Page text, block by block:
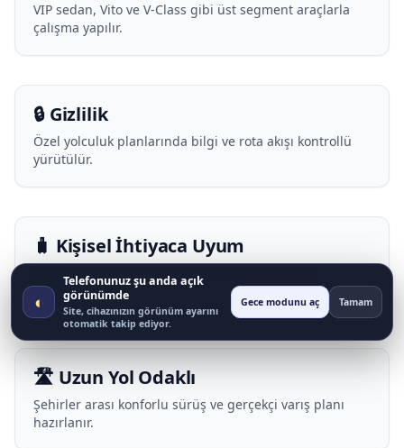
VIP sedan, Vito ve V-Class gibi üst segment araçlarla
çalışma yapılır.
🔒 Gizlilik
Özel yolculuk planlarında bilgi ve rota akışı kontrollü
yürütülür.
🧳 Kişisel İhtiyaca Uyum
Bagaj, mola ve koltuk planı yolcu profiline göre
uyarlanır.
🛣️ Uzun Yol Odaklı
Şehirler arası konforlu sürüş ve gerçekçi varış planı
hazırlanır.
◐
Telefonunuz şu anda açık
görünümde
Site, cihazınızın görünüm ayarını
otomatik takip ediyor.
Gece modunu aç Tamam